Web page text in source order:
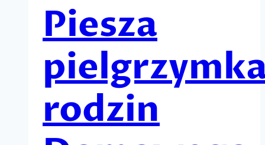
Piesza
rodzin